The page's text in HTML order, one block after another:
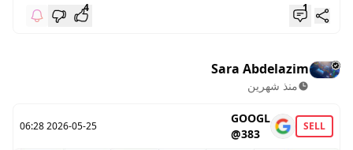
1
4
Sara Abdelazim
منذ شهرين
SELL
GOOGL
@383
2026-05-25 06:28